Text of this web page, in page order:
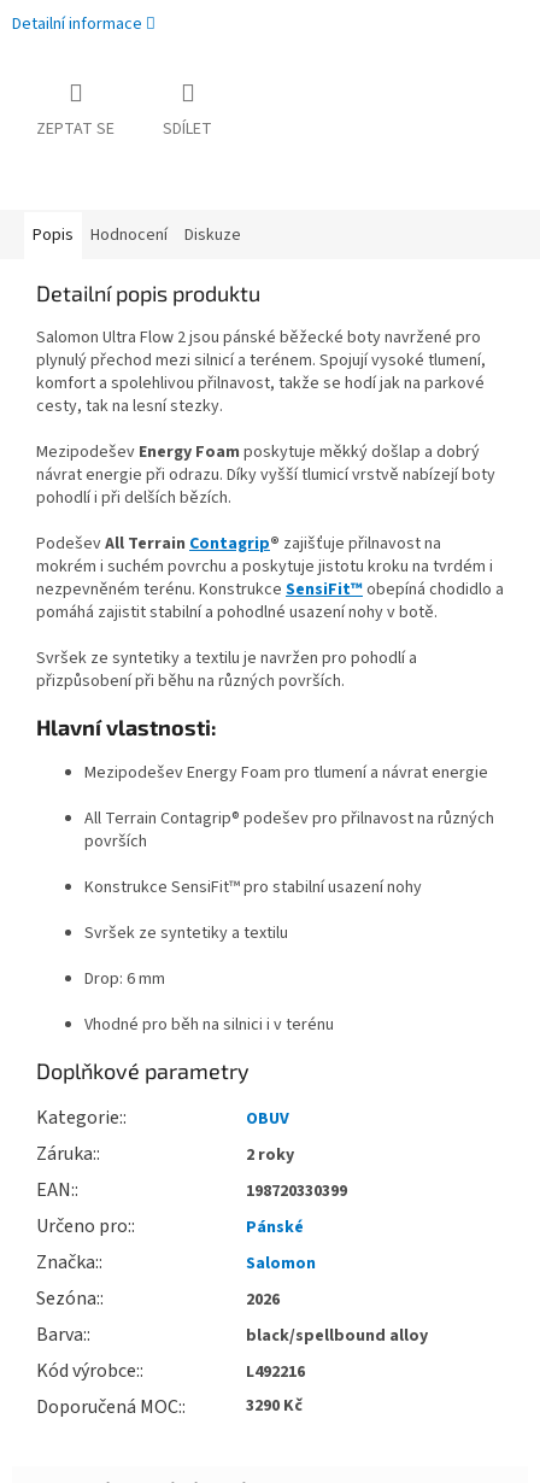
Detailní informace
ZEPTAT SE SDÍLET
Popis Hodnocení Diskuze
Detailní popis produktu
Salomon Ultra Flow 2 jsou pánské běžecké boty navržené pro
plynulý přechod mezi silnicí a terénem. Spojují vysoké tlumení,
komfort a spolehlivou přilnavost, takže se hodí jak na parkové
cesty, tak na lesní stezky.
Mezipodešev Energy Foam poskytuje měkký došlap a dobrý
návrat energie při odrazu. Díky vyšší tlumicí vrstvě nabízejí boty
pohodlí i při delších bězích.
PodeševAll Terrain Contagrip® zajišťuje přilnavost na
mokrém i suchém povrchu a poskytuje jistotu kroku na tvrdém i
nezpevněném terénu. Konstrukce SensiFit™obepíná chodidlo a
pomáhá zajistit stabilní a pohodlné usazení nohy v botě.
Svršek ze syntetiky a textilu je navržen pro pohodlí a
přizpůsobení při běhu na různých površích.
Hlavní vlastnosti:
Mezipodešev Energy Foam pro tlumení a návrat energie
All Terrain Contagrip® podešev pro přilnavost na různých
površích
Konstrukce SensiFit™ pro stabilní usazení nohy
Svršek ze syntetiky a textilu
Drop: 6 mm
Vhodné pro běh na silnici i v terénu
Doplňkové parametry
Kategorie: OBUV
Záruka: 2 roky
EAN: 198720330399
Určeno pro: Pánské
Značka: Salomon
Sezóna: 2026
Barva: black/spellbound alloy
Kód výrobce: L492216
Doporučená MOC: 3290 Kč